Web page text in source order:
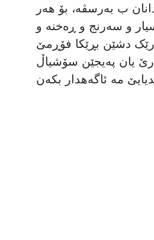
ب بەرسڤە، بۆ هەر
و سەرنج و ڕەخنە و
دشێن بڕێکا فۆڕمێ
یان پەیجێن سۆشیاڵ
مە ئاگەهدار بکەن